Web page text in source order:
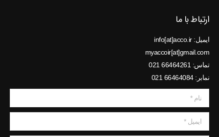
ارتباط با ما
ایمیل: info[at]acco.ir
myaccoir[at]gmail.com
تماس: 66464261 021
نمابر: 66464084 021
نام *
ایمیل *